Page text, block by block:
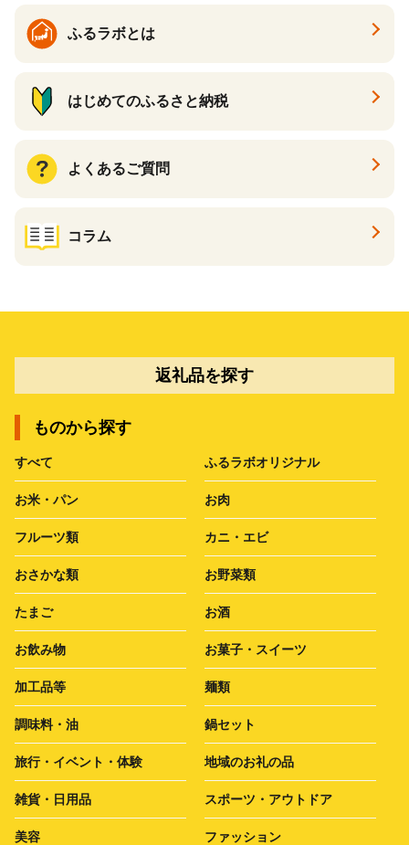
ふるラボとは
はじめてのふるさと納税
よくあるご質問
コラム
返礼品を探す
ものから探す
すべて ふるラボオリジナル
お米・パン お肉
フルーツ類 カニ・エビ
おさかな類 お野菜類
たまご お酒
お飲み物 お菓子・スイーツ
加工品等 麺類
調味料・油 鍋セット
旅行・イベント・体験 地域のお礼の品
雑貨・日用品 スポーツ・アウトドア
美容 ファッション